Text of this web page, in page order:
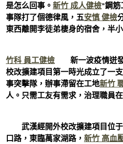
是怎么回事。 新竹 成人健檢”鋼
事隊打了個德律風，五安慎 健檢
東西離開李徒弟棲身的宿舍，半
竹科 員工健檢 新一波疫情迸發
校改擴建項目第一時光成立了一
事突擊隊，辦事滯留在工地新竹
人。只需工友有需求，治理職員
武漢經開外校改擴建項目位于
口路，東臨萬家湖路， 新竹 高血